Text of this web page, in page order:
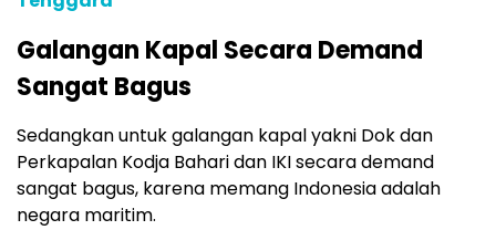
Galangan Kapal Secara Demand
Sangat Bagus
Sedangkan untuk galangan kapal yakni Dok dan
Perkapalan Kodja Bahari dan IKI secara demand
sangat bagus, karena memang Indonesia adalah
negara maritim.